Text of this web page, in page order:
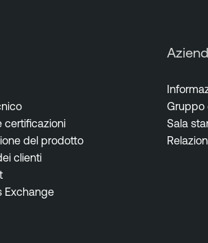
certificazioni
del prodotto
clienti
Exchange
Gruppo
Sala